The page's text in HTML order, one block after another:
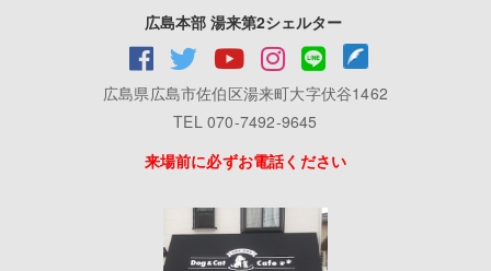
広島本部 湯来第2シェルター
広島県広島市佐伯区湯来町大字伏谷1462
TEL 070-7492-9645
来場前に必ずお電話ください